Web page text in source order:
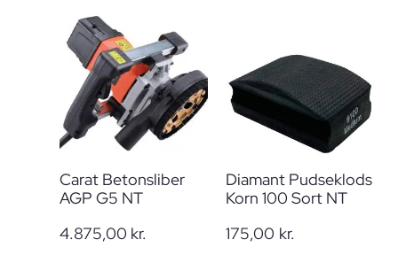
Carat Betonsliber
AGP G5 NT
4.875,00 kr.
Diamant Pudseklods
Korn 100 Sort NT
175,00 kr.